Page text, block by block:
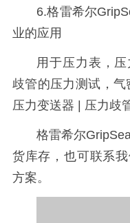
6.格雷希尔
业的应用
用于压力表，
歧管的压力测试，气
压力变送器 | 压力歧
格雷希尔
货库存，也可联系
方案。